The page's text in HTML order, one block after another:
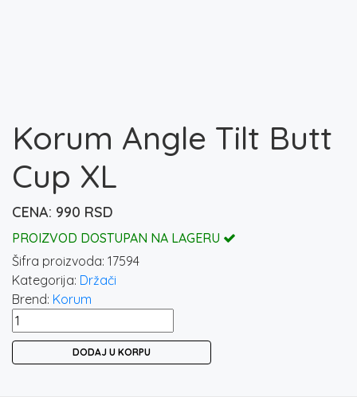
Korum Angle Tilt Butt
Cup XL
990 RSD
PROIZVOD DOSTUPAN NA LAGERU
Šifra proizvoda: 17594
Kategorija: Držači
Brend: Korum
Korum
Angle
DODAJ U KORPU